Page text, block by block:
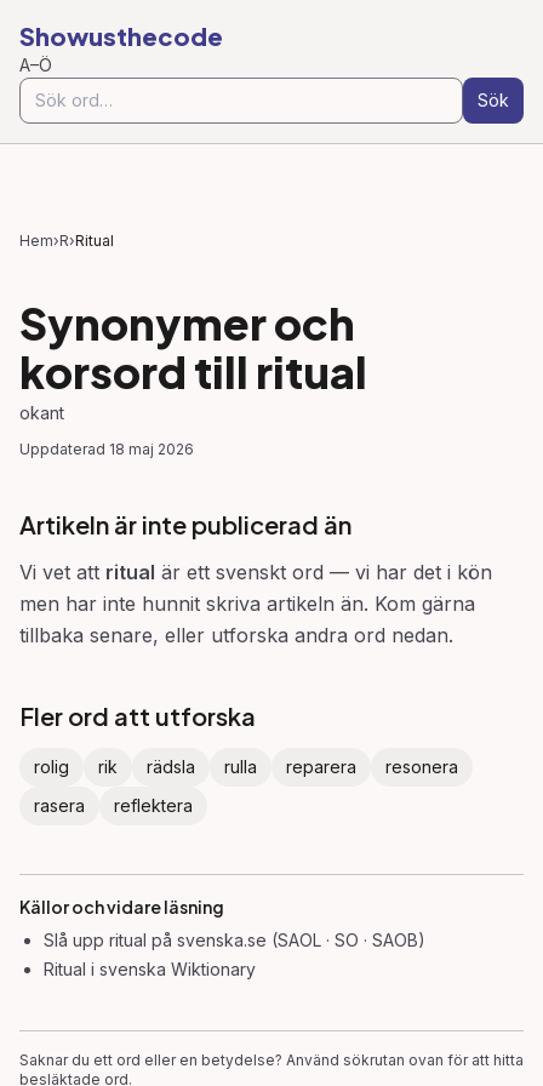
Showusthecode
A–Ö
Sök
Hem›R›Ritual
Synonymer och
korsord till ritual
okant
Uppdaterad 18 maj 2026
Artikeln är inte publicerad än
Vi vet att ritual är ett svenskt ord — vi har det i kön
men har inte hunnit skriva artikeln än. Kom gärna
tillbaka senare, eller utforska andra ord nedan.
Fler ord att utforska
rolig rik rädsla rulla reparera
resonera
rasera
reflektera
Källor och vidare läsning
Slå upp ritual på svenska.se (SAOL · SO · SAOB)
Ritual i svenska Wiktionary
Saknar du ett ord eller en betydelse? Använd sökrutan ovan för att hitta
besläktade ord.